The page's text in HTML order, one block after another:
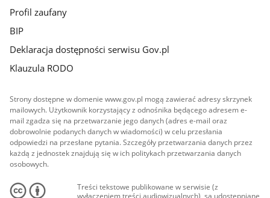
Profil zaufany
BIP
Deklaracja dostępności serwisu Gov.pl
Klauzula RODO
Strony dostępne w domenie www.gov.pl mogą zawierać adresy skrzynek
mailowych. Użytkownik korzystający z odnośnika będącego adresem e-
mail zgadza się na przetwarzanie jego danych (adres e-mail oraz
dobrowolnie podanych danych w wiadomości) w celu przesłania
odpowiedzi na przesłane pytania. Szczegóły przetwarzania danych przez
każdą z jednostek znajdują się w ich politykach przetwarzania danych
osobowych.
Treści tekstowe publikowane w serwisie (z